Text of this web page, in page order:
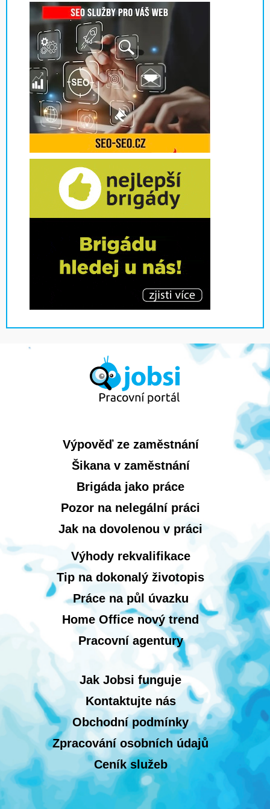
Výpověď ze zaměstnání
Šikana v zaměstnání
Brigáda jako práce
Pozor na nelegální práci
Jak na dovolenou v práci
Výhody rekvalifikace
Tip na dokonalý životopis
Práce na půl úvazku
Home Office nový trend
Pracovní agentury
Jak Jobsi funguje
Kontaktujte nás
Obchodní podmínky
Zpracování osobních údajů
Ceník služeb